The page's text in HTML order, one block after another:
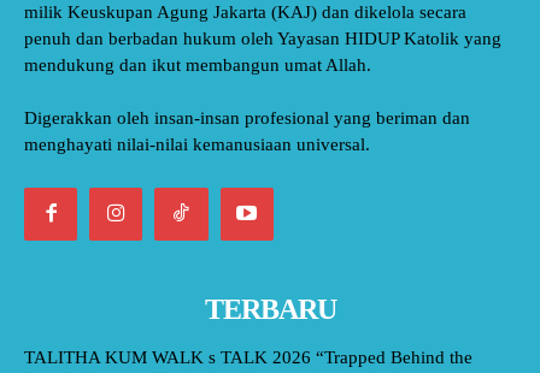
milik Keuskupan Agung Jakarta (KAJ) dan dikelola secara
penuh dan berbadan hukum oleh Yayasan HIDUP Katolik yang
mendukung dan ikut membangun umat Allah.
Digerakkan oleh insan-insan profesional yang beriman dan
menghayati nilai-nilai kemanusiaan universal.
TERBARU
TALITHA KUM WALK s TALK 2026 “Trapped Behind the